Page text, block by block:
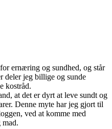
ernæring og sundhed, og står
deler jeg billige og sunde
kostråd.
at det er dyrt at leve sundt og
Denne myte har jeg gjort til
ved at komme med